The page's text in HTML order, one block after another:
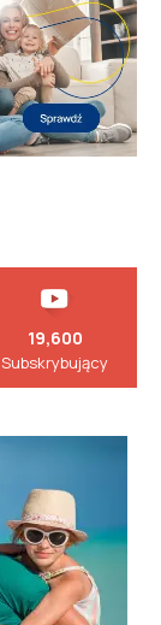
19,600
Subskrybujący